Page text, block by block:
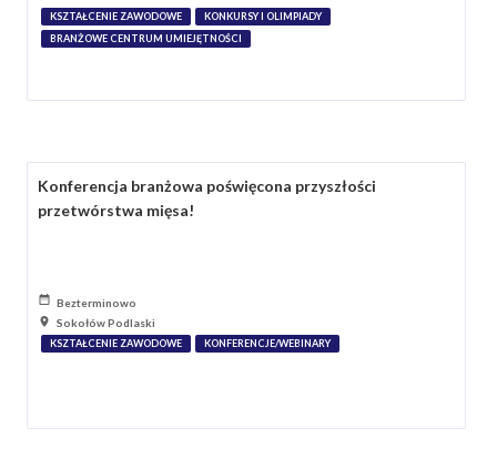
KSZTAŁCENIE ZAWODOWE
KONKURSY I OLIMPIADY
BRANŻOWE CENTRUM UMIEJĘTNOŚCI
Konferencja branżowa poświęcona przyszłości
przetwórstwa mięsa!
Bezterminowo
Sokołów Podlaski
KSZTAŁCENIE ZAWODOWE KONFERENCJE/WEBINARY